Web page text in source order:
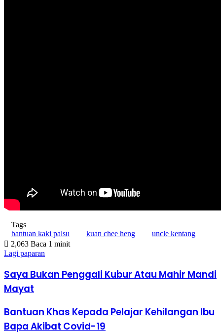
Tags
bantuan kaki palsu
kuan chee heng
uncle kentang
2,063 Baca 1 minit
Lagi paparan
Saya Bukan Penggali Kubur Atau Mahir Mandi
Mayat
Bantuan Khas Kepada Pelajar Kehilangan Ibu
Bapa Akibat Covid-19